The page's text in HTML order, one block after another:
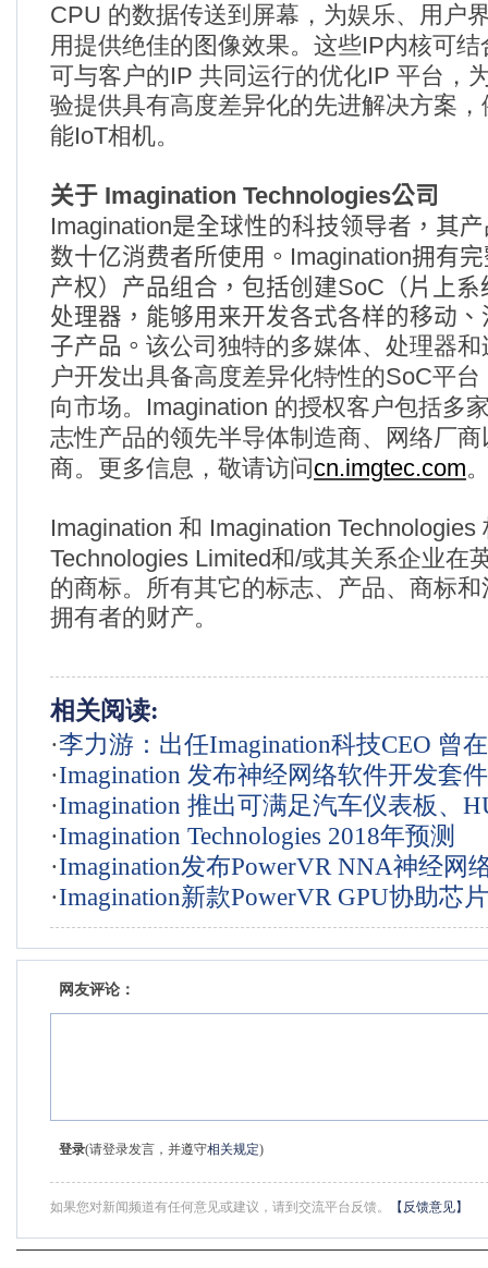
CPU 的数据传送到屏幕，为娱乐、用户
用提供绝佳的图像效果。这些IP内核可
可与客户的IP 共同运行的优化IP 平台，
验提供具有高度差异化的先进解决方案
能IoT相机。
关于 Imagination Technologies公司
Imagination是全球性的科技领导者，其
数十亿消费者所使用。 Imagination拥有
产权）产品组合，包括创建SoC （片上
处理器，能够用来开发各式各样的移动
子产品。 该公司独特的多媒体、处理器
户开发出具备高度差异化特性的SoC平台
向市场。 Imagination 的授权客户包括多
志性产品的领先半导体制造商、网络厂商
商。更多信息，敬请访问cn.imgtec.com
Imagination 和 Imagination Technologies
Technologies Limited和/或其关系企业在
的商标。所有其它的标志、产品、商标
拥有者的财产。
相关阅读:
·李力游：出任Imagination科技CEO 曾
多年
·Imagination 发布神经网络软件开发套
·Imagination 推出可满足汽车仪表板、
息娱乐系统需求的硬件虚拟化 GPU 内
·Imagination Technologies 2018年预测
·Imagination发布PowerVR NNA神经网
·Imagination新款PowerVR GPU协助芯
OEM为成本敏感设备打造较佳的用户体
网友评论：
登录(请登录发言，并遵守相关规定)
如果您对新闻频道有任何意见或建议，请到交流平台反馈。 【反馈意见】